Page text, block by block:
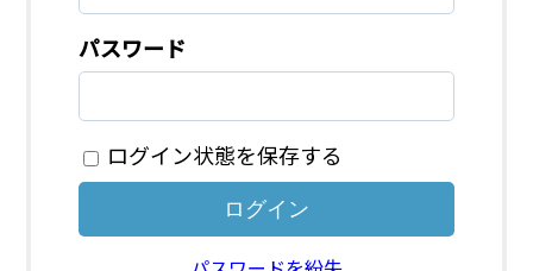
パスワード
ログイン状態を保存する